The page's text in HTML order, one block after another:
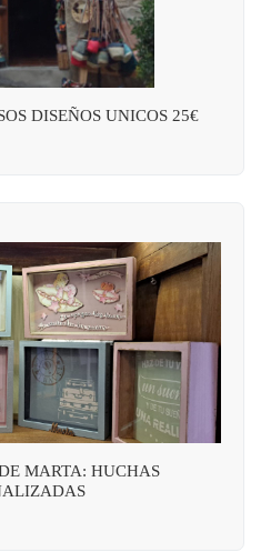
DISEÑOS UNICOS 25€
MARTA: HUCHAS